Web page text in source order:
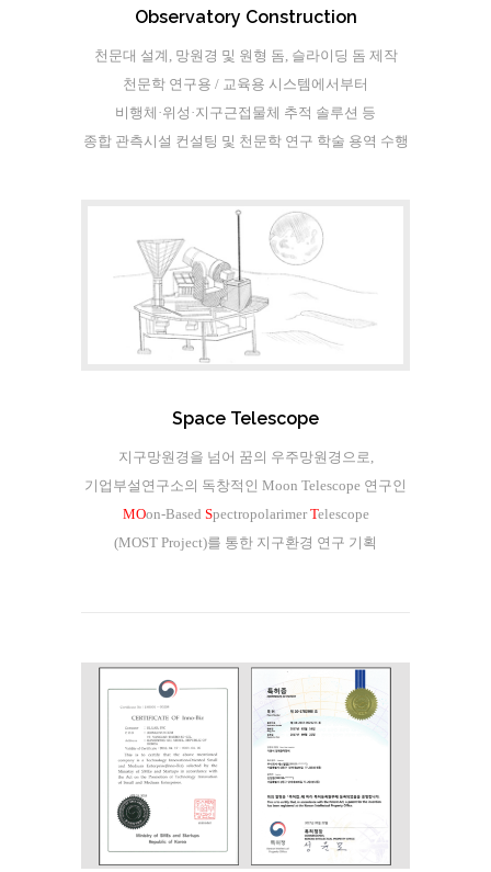
Observatory Construction
천문대 설계, 망원경 및 원형 돔, 슬라이딩 돔 제작
천문학 연구용 / 교육용 시스템에서부터
비행체·위성·지구근접물체 추적 솔루션 등
종합 관측시설 컨설팅 및 천문학 연구 학술 용역 수행
Space Telescope
지구망원경을 넘어 꿈의 우주망원경으로,
기업부설연구소의 독창적인 Moon Telescope 연구인
MOon-Based SpectropolarimerTelescope
(MOST Project)를 통한 지구환경 연구 기획